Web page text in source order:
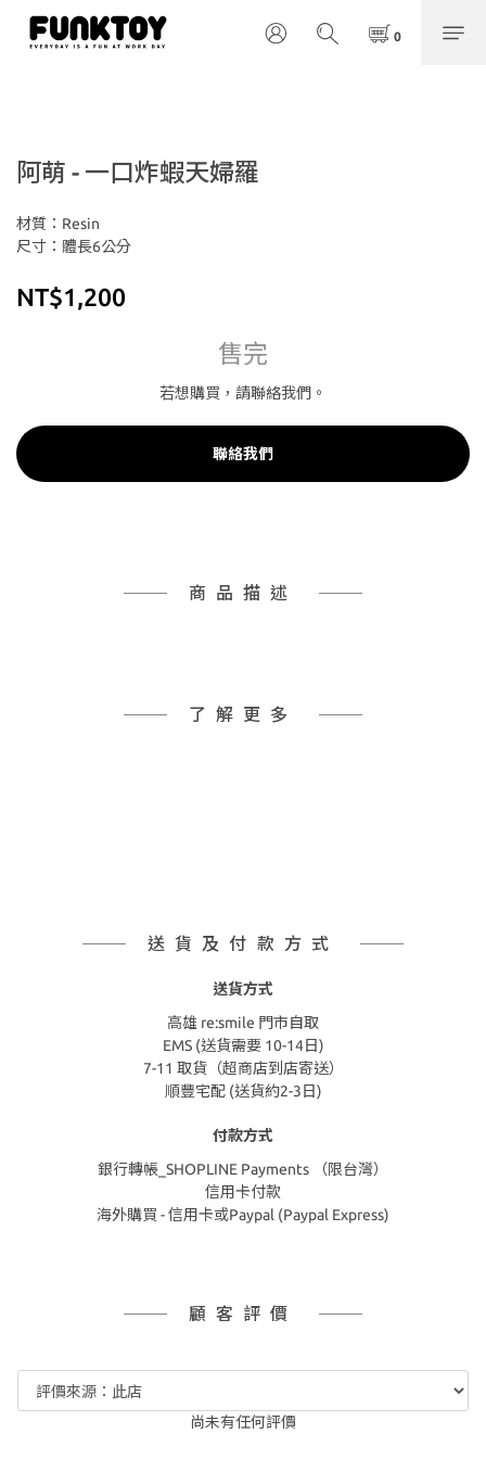
阿萌 - 一口炸蝦天婦羅
材質：Resin
尺寸：體長6公分
NT$1,200
售完
若想購買，請聯絡我們。
聯絡我們
商品描述
了解更多
送貨及付款方式
送貨方式
高雄 re:smile 門市自取
EMS (送貨需要 10-14日)
7-11 取貨（超商店到店寄送）
順豐宅配 (送貨約2-3日)
付款方式
銀行轉帳_SHOPLINE Payments （限台灣）
信用卡付款
海外購買 - 信用卡或Paypal (Paypal Express)
顧客評價
尚未有任何評價